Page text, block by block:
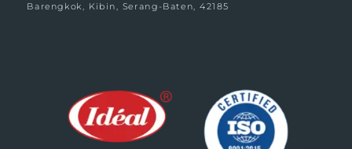
Barengkok, Kibin, Serang-Baten, 42185